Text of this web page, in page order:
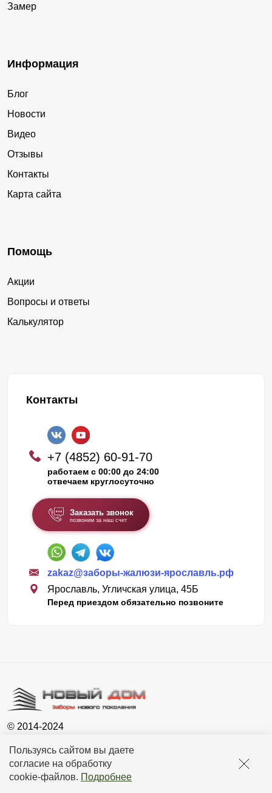
Пользуясь сайтом вы даете
согласие на обработку
cookie-файлов. Подробнее
Замер
Информация
Блог
Новости
Видео
Отзывы
Контакты
Карта сайта
Помощь
Акции
Вопросы и ответы
Калькулятор
Контакты
+7 (4852) 60-91-70
работаем с 00:00 до 24:00
отвечаем круглосуточно
Заказать звонок
позвоним за наш счет
zakaz@заборы-жалюзи-ярославль.рф
Ярославль, Угличская улица, 45Б
Перед приездом обязательно позвоните
© 2014-2024
Сайт носит исключительно информационный характер и не
является публичной офертой, определяемой положениями ГК
РФ. Для получения подробной информации о наличии, видах,